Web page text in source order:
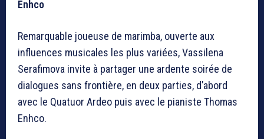
Enhco
Remarquable joueuse de marimba, ouverte aux
influences musicales les plus variées, Vassilena
Serafimova invite à partager une ardente soirée de
dialogues sans frontière, en deux parties, d’abord
avec le Quatuor Ardeo puis avec le pianiste Thomas
Enhco.